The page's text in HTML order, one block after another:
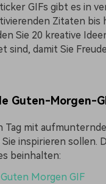
GIFs gibt es in
Zitaten bis
Sie 20 kreative
sind, damit Sie
Guten-Morgen-
Tag mit
inspirieren sollen.
beinhalten:
Morgen GIF